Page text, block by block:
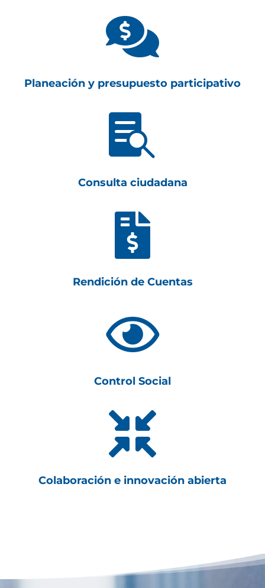

Planeación y presupuesto participativo

Consulta ciudadana

Rendición de Cuentas

Control Social

Colaboración e innovación abierta